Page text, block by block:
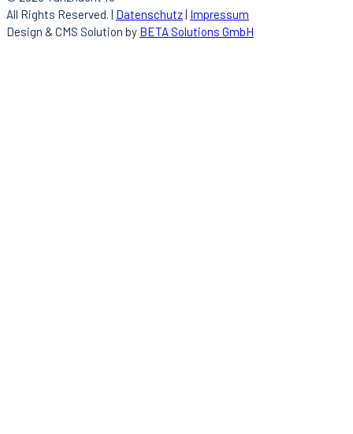
All Rights Reserved. | Datenschutz Impressum
Design & CMS Solution by BETA Solutions GmbH